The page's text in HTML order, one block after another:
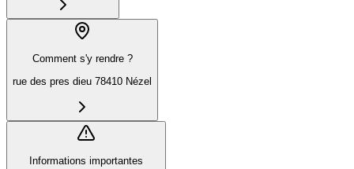
Comment s'y rendre ?
rue des pres dieu 78410 Nézel
Informations importantes